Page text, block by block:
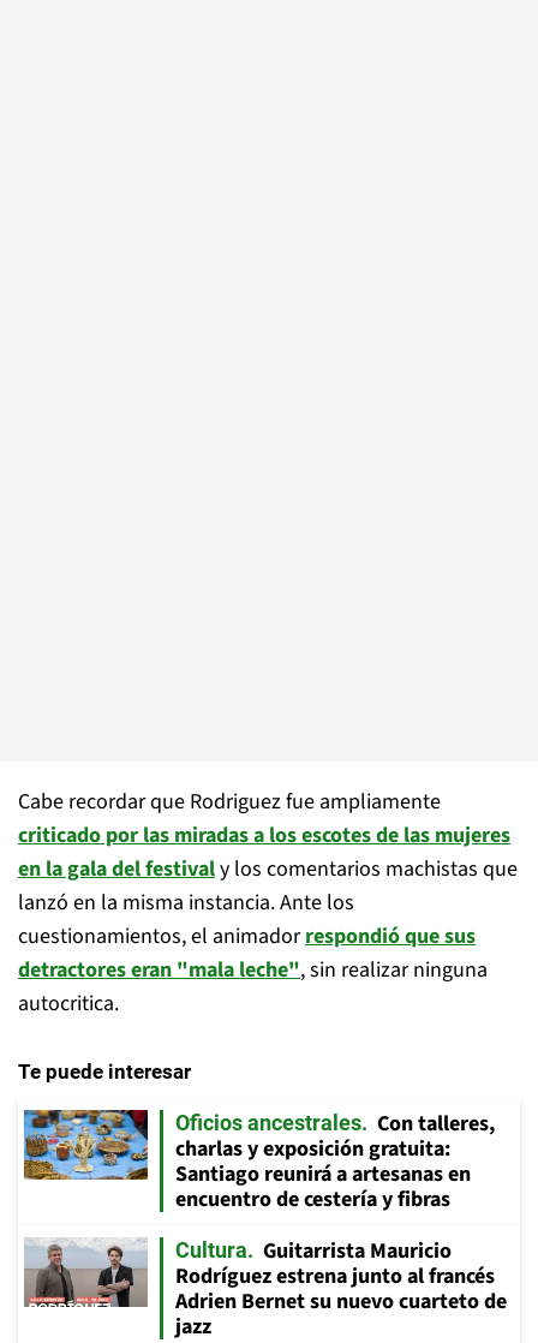
Cabe recordar que Rodriguez fue ampliamente
criticado por las miradas a los escotes de las mujeres
en la gala del festivaly los comentarios machistas que
lanzó en la misma instancia. Ante los
cuestionamientos, el animadorrespondió que sus
detractores eran "mala leche", sin realizar ninguna
autocritica.
Te puede interesar
Oficios ancestrales
Con talleres,
charlas y exposición gratuita:
Santiago reunirá a artesanas en
encuentro de cestería y fibras
Cultura
Guitarrista Mauricio
Rodríguez estrena junto al francés
Adrien Bernet su nuevo cuarteto de
jazz